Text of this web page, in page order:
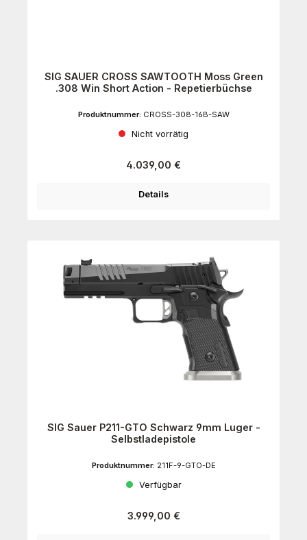
SIG SAUER CROSS SAWTOOTH Moss Green
.308 Win Short Action - Repetierbüchse
Produktnummer: CROSS-308-16B-SAW
Nicht vorrätig
Regulärer Preis:
4.039,00 €
Details
SIG Sauer P211-GTO Schwarz 9mm Luger -
Selbstladepistole
Produktnummer: 211F-9-GTO-DE
Verfügbar
Regulärer Preis:
3.999,00 €